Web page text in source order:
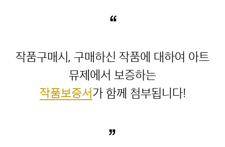
“
작품구매시, 구매하신 작품에 대하여 아트
작품보증서
”